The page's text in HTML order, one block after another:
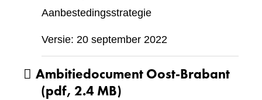
Aanbestedingsstrategie
Versie: 20 september 2022
Ambitiedocument Oost-Brabant
(pdf, 2.4 MB)